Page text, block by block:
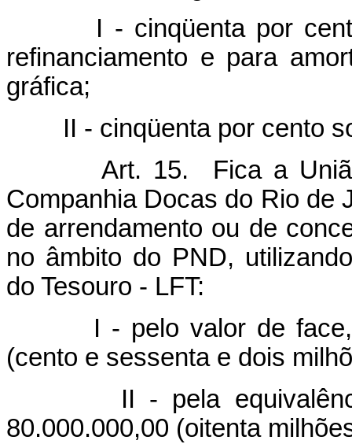
I - cinqüenta por cento
refinanciamento e para
gráfica;
II - cinqüenta por cento
Art. 15. Fica a
Companhia Docas do Rio de
de arrendamento ou de
no âmbito do PND,
do Tesouro - LFT:
I - pelo valor de face,
(cento e sessenta e dois
II - pela equivalência
80.000.000,00 (oitenta